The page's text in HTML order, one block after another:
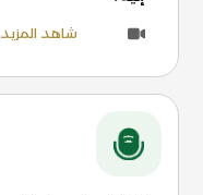
شاهد المزيد